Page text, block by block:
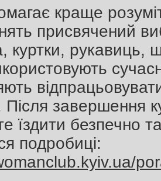
краще
присвячений
куртки, рукавиць,
завершення
їздити безпечно
подробиці: